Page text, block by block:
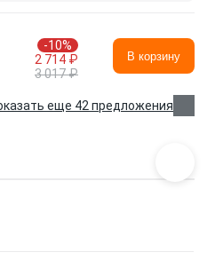
-10%
2 714 ₽
3 017 ₽
В корзину
еще 42 предложения